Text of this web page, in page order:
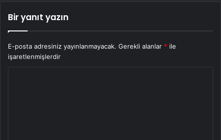
Bir yanıt yazın
E-posta adresiniz yayınlanmayacak. Gerekli alanlar * ile
işaretlenmişlerdir